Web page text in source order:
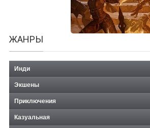
ЖАНРЫ
Инди
Экшены
Приключения
Казуальная